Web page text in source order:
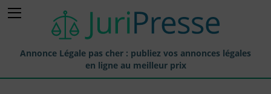
Annonce Légale pas cher : publiez vos annonces légales
en ligne au meilleur prix